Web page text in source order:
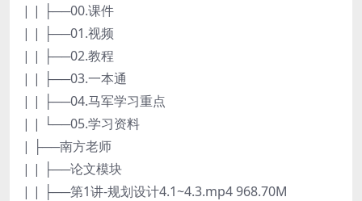
| | ├──00.课件
| | ├──01.视频
| | ├──02.教程
| | ├──03.一本通
| | ├──04.马军学习重点
| | └──05.学习资料
| ├──南方老师
| | ├──论文模块
| | ├──第1讲-规划设计4.1~4.3.mp4 968.70M